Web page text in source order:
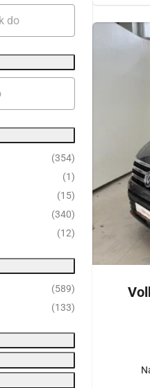
(354)
(1)
(15)
(340)
(12)
(589)
(133)